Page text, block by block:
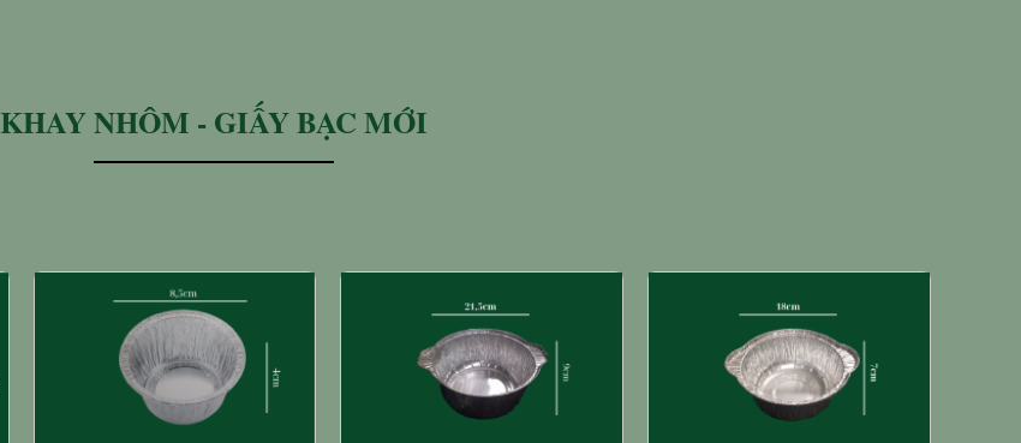
KHAY NHÔM - GIẤY BẠC MỚI